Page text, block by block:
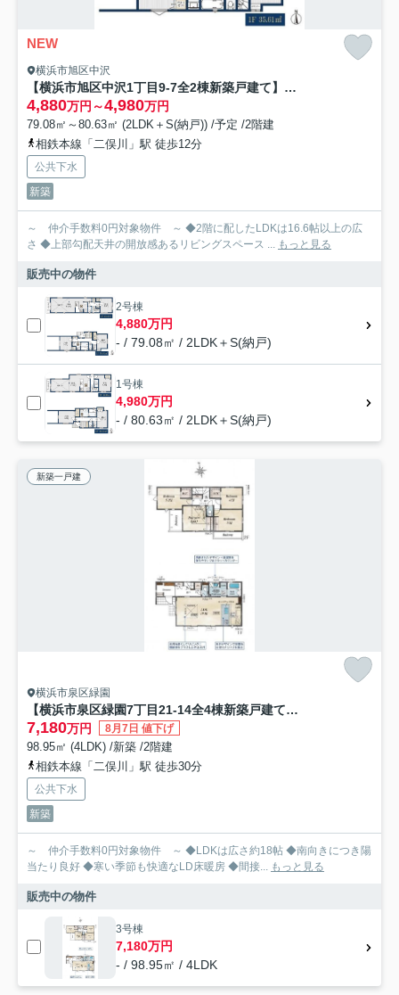
NEW
横浜市旭区中沢
【横浜市旭区中沢1丁目9-7全2棟新築戸建て】★仲介手数料無料★（中沢小学校・旭中学校）
4,880万円～4,980万円
79.08㎡～80.63㎡ (2LDK＋S(納戸)) /予定 /2階建
相鉄本線「二俣川」駅 徒歩12分
公共下水
新築
～ 仲介手数料0円対象物件 ～ ◆2階に配したLDKは16.6帖以上の広
さ ◆上部勾配天井の開放感あるリビングスペース ... もっと見る
販売中の物件
2号棟
4,880万円
- / 79.08㎡ / 2LDK＋S(納戸)
1号棟
4,980万円
- / 80.63㎡ / 2LDK＋S(納戸)
新築一戸建
横浜市泉区緑園
【横浜市泉区緑園7丁目21-14全4棟新築戸建て】★仲介手数料無料★（緑園義務教育学校）
7,180万円 8月7日 値下げ
98.95㎡ (4LDK) /新築 /2階建
相鉄本線「二俣川」駅 徒歩30分
公共下水
新築
～ 仲介手数料0円対象物件 ～ ◆LDKは広さ約18帖 ◆南向きにつき陽
当たり良好 ◆寒い季節も快適なLD床暖房 ◆間接...
もっと見る
販売中の物件
3号棟
7,180万円
- / 98.95㎡ / 4LDK